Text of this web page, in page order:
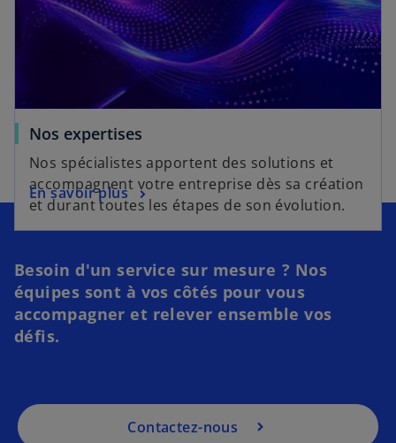
Nos expertises
Nos spécialistes apportent des solutions et
accompagnent votre entreprise dès sa création
et durant toutes les étapes de son évolution.
En savoir plus
Besoin d'un service sur mesure ? Nos
équipes sont à vos côtés pour vous
accompagner et relever ensemble vos
défis.
Contactez-nous